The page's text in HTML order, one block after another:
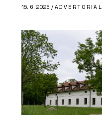
15. 6. 2026 / ADVERTORIAL